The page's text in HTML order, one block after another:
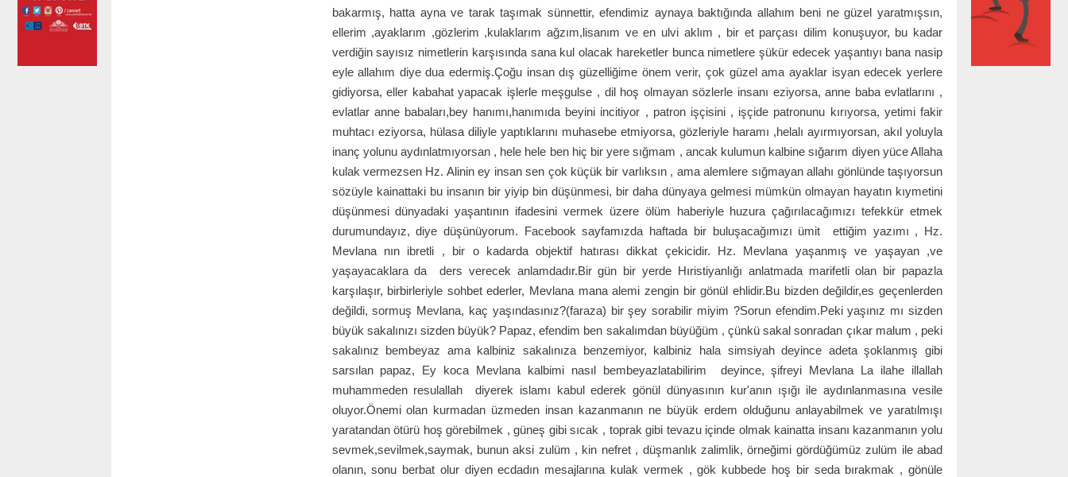
bakarmış, hatta ayna ve tarak taşımak sünnettir, efendimiz aynaya baktığında allahım beni ne güzel yaratmışsın,
ellerim ,ayaklarım ,gözlerim ,kulaklarım ağzım,lisanım ve en ulvi aklım , bir et parçası dilim konuşuyor, bu kadar
verdiğin sayısız nimetlerin karşısında sana kul olacak hareketler bunca nimetlere şükür edecek yaşantıyı bana nasip
eyle allahım diye dua edermiş.Çoğu insan dış güzelliğime önem verir, çok güzel ama ayaklar isyan edecek yerlere
gidiyorsa, eller kabahat yapacak işlerle meşgulse , dil hoş olmayan sözlerle insanı eziyorsa, anne baba evlatlarını ,
evlatlar anne babaları,bey hanımı,hanımıda beyini incitiyor , patron işçisini , işçide patronunu kırıyorsa, yetimi fakir
muhtacı eziyorsa, hülasa diliyle yaptıklarını muhasebe etmiyorsa, gözleriyle haramı ,helalı ayırmıyorsan, akıl yoluyla
inanç yolunu aydınlatmıyorsan , hele hele ben hiç bir yere sığmam , ancak kulumun kalbine sığarım diyen yüce Allaha
kulak vermezsen Hz. Alinin ey insan sen çok küçük bir varlıksın , ama alemlere sığmayan allahı gönlünde taşıyorsun
sözüyle kainattaki bu insanın bir yiyip bin düşünmesi, bir daha dünyaya gelmesi mümkün olmayan hayatın kıymetini
düşünmesi dünyadaki yaşantının ifadesini vermek üzere ölüm haberiyle huzura çağırılacağımızı tefekkür etmek
durumundayız, diye düşünüyorum. Facebook sayfamızda haftada bir buluşacağımızı ümit ettiğim yazımı , Hz.
Mevlana nın ibretli , bir o kadarda objektif hatırası dikkat çekicidir. Hz. Mevlana yaşanmış ve yaşayan ,ve
yaşayacaklara da ders verecek anlamdadır.Bir gün bir yerde Hıristiyanlığı anlatmada marifetli olan bir papazla
karşılaşır, birbirleriyle sohbet ederler, Mevlana mana alemi zengin bir gönül ehlidir.Bu bizden değildir,es geçenlerden
değildi, sormuş Mevlana, kaç yaşındasınız?(faraza) bir şey sorabilir miyim ?Sorun efendim.Peki yaşınız mı sizden
büyük sakalınızı sizden büyük? Papaz, efendim ben sakalımdan büyüğüm , çünkü sakal sonradan çıkar malum , peki
sakalınız bembeyaz ama kalbiniz sakalınıza benzemiyor, kalbiniz hala simsiyah deyince adeta şoklanmış gibi
sarsılan papaz, Ey koca Mevlana kalbimi nasıl bembeyazlatabilirim deyince, şifreyi Mevlana La ilahe illallah
muhammeden resulallah diyerek islamı kabul ederek gönül dünyasının kur'anın ışığı ile aydınlanmasına vesile
oluyor.Önemi olan kurmadan üzmeden insan kazanmanın ne büyük erdem olduğunu anlayabilmek ve yaratılmışı
yaratandan ötürü hoş görebilmek , güneş gibi sıcak , toprak gibi tevazu içinde olmak kainatta insanı kazanmanın yolu
sevmek,sevilmek,saymak, bunun aksi zulüm , kin nefret , düşmanlık zalimlik, örneğimi gördüğümüz zulüm ile abad
olanın, sonu berbat olur diyen ecdadın mesajlarına kulak vermek , gök kubbede hoş bir seda bırakmak , gönüle